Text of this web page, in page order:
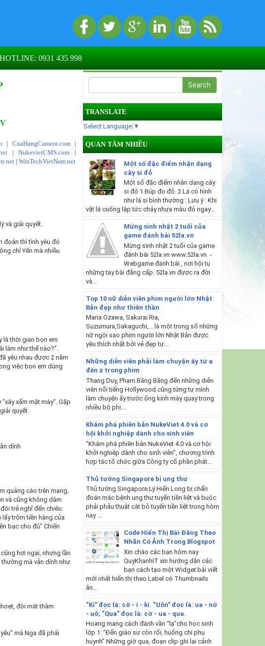
HOTLINE: 0931 435 998
| CuaHangCamera.com|
|NukevietCMS.com |
|WinTechVietNam.net
và giải quyết.
đoán thì tình yêu đó
chỉ Yến mà nhiều
là thời gian bọn em
làm như thế nào?”.
yêu nhau được 2 năm
việc bọn em dùng
xẩm mặt mày". Gặp
quyết.
dính
quảng cáo trên mạng,
và cũng không dám
trẻ nghĩ đến chiêu:
trộm tiền hàng của
bạc cho đủ” Chiến
hơi ngại, nhưng lần
mà vẫn dính như
đôi mắt thâm
mà Nga đã phải
TRANSLATE
Select Language ▼
QUAN TÂM NHIỀU
Một số đặc điểm nhận dạng
cây si đỏ
Một số đặc điểm nhận dạng cây
si đỏ 1.Búp đo đỏ. 2.Lá có hình
như lá si bình thường : Lưu ý : Khi
vặt lá cuống lập tức chảy nhựa màu đỏ ngay...
Mừng sinh nhật 2 tuổi của
game đánh bài 52la.vn
Mừng sinh nhật 2 tuổi của game
đánh bài 52la.vn www.52la.vn -
Webgame đánh bài , nơi hội tụ
những tay bài đẳng cấp. 52la.vn được ra đời
và...
Top 10 nữ diễn viên phim người lớn Nhật
Bản đẹp như thiên thần
Maria Ozawa, Sakurai Ria,
Suzumura,Sakaguchi,... là một trong số những
nữ ngôi sao phim người lớn Nhật Bản được
yêu thích nhất bởi vẻ đẹp tự...
Những diễn viên phải làm chuyện ấy từ a
đến z trong phim
Thang Duy, Phạm Băng Băng đến những diễn
viên nổi tiếng Hollywood cũng từng tự mình
làm chuyện ấy trước ống kính máy quay trong
nhiều bộ phi...
Khám phá phiên bản NukeViet 4.0 và cơ
hội khởi nghiệp dành cho sinh viên
"Khám phá phiên bản NukeViet 4.0 và cơ hội
khởi nghiêp dành cho sinh viên", chương trình
hợp tác tổ chức giữa Công ty cổ phần phát...
Thủ tướng Singapore bị ung thư
Thủ tướng Singapore Lý Hiển Long bị chẩn
đoán mắc bệnh ung thư tuyến tiền liệt và buộc
phải phẫu thuật cắt bỏ tuyến tiền liệt trong hôm
nay ...
Code Hiển Thị Bài Đăng Theo
Nhãn Có Ảnh Trong Blogspot
Xin chào các bạn hôm nay
QuyKhanhIT xin hướng dẫn các
bạn cách tạo một Widget bài viết
mới nhất hiển thị theo Label có Thumbnails
ản...
“Ki” đọc là: cờ - i - ki. “Uôn” đọc là: ua - nờ
- uô; “Qua” đọc là: cờ - ua - qua.
Hoang mang cách đánh vần “lạ”cho học sinh
lớp 1: “Đến giáo sư còn rối, huống chi phụ
huynh” Những giờ qua, đoạn clip ghi lại cảnh